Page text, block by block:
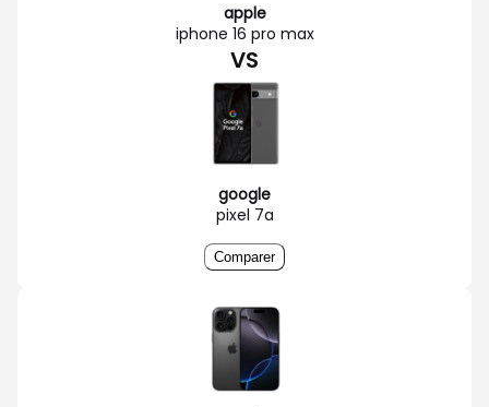
apple
iphone 16 pro max
VS
google
pixel 7a
Comparer